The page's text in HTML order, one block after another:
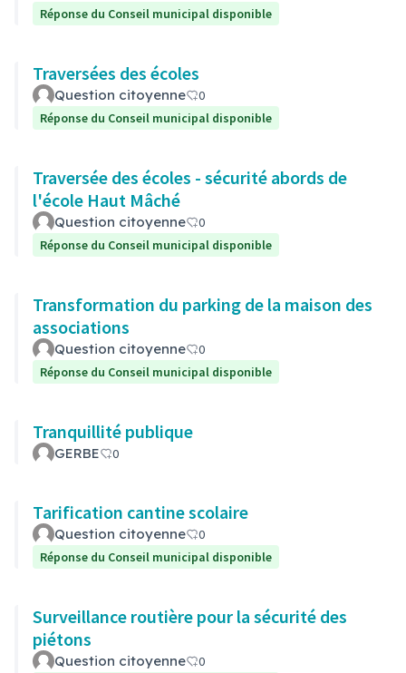
Réponse du Conseil municipal disponible
Traversées des écoles
Question citoyenne
0
Réponse du Conseil municipal disponible
Traversée des écoles - sécurité abords de
l'école Haut Mâché
Question citoyenne
0
Réponse du Conseil municipal disponible
Transformation du parking de la maison des
associations
Question citoyenne
0
Réponse du Conseil municipal disponible
Tranquillité publique
GERBE 0
Tarification cantine scolaire
Question citoyenne
0
Réponse du Conseil municipal disponible
Surveillance routière pour la sécurité des
piétons
Question citoyenne 0